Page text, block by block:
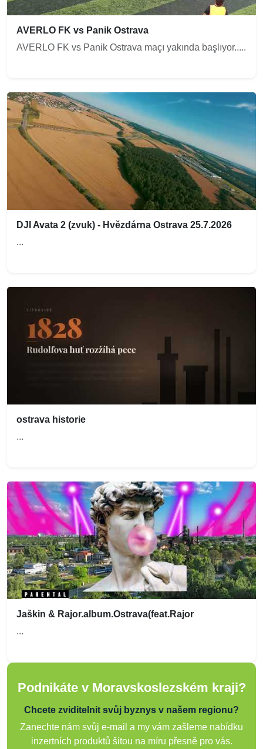
AVERLO FK vs Panik Ostrava
AVERLO FK vs Panik Ostrava maçı yakında başlıyor.....
DJI Avata 2 (zvuk) - Hvězdárna Ostrava 25.7.2026
...
ostrava historie
...
Jaškin & Rajor.album.Ostrava(feat.Rajor
...
Podnikáte v Moravskoslezském kraji?
Chcete zviditelnit svůj byznys v našem regionu?
Zanechte nám svůj e-mail a my vám zašleme nabídku
inzertních produktů šitou na míru přesně pro vás.